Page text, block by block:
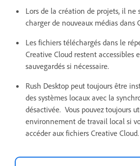
Lors de la création de projets, il ne
charger de nouveaux médias dans
Les fichiers téléchargés dans le
Creative Cloud restent accessibles
sauvegardés si nécessaire.
Rush Desktop peut toujours être
des systèmes locaux avec la
désactivée. Vous pouvez toujours
environnement de travail local si
accéder aux fichiers Creative Cloud.